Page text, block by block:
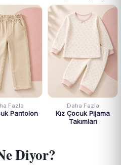
Fazla
Pantolon
Daha Fazla
Kız Çocuk Pijama
Takımları
Diyor?